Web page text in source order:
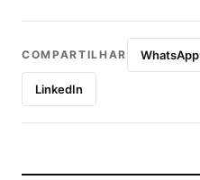
COMPARTILHAR WhatsApp
LinkedIn